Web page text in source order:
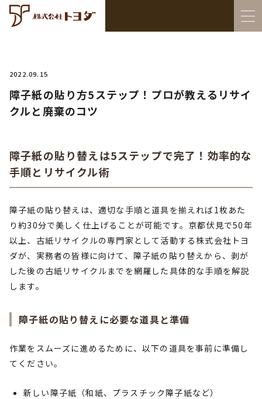
2022.09.15
障子紙の貼り方5ステップ！プロが教えるリサイ
クルと廃棄のコツ
障子紙の貼り替えは5ステップで完了！効率的な
手順とリサイクル術
障子紙の貼り替えは、適切な手順と道具を揃えれば1枚あた
り約30分で美しく仕上げることが可能です。京都伏見で50年
以上、古紙リサイクルの専門家として活動する株式会社トヨ
ダが、実務者の皆様に向けて、障子紙の貼り替えから、剥が
した後の古紙リサイクルまでを網羅した具体的な手順を解説
します。
障子紙の貼り替えに必要な道具と準備
作業をスムーズに進めるために、以下の道具を事前に準備し
てください。
新しい障子紙（和紙、プラスチック障子紙など）